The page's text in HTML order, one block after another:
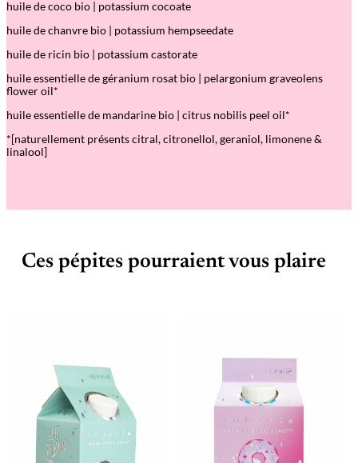
huile de coco bio | potassium cocoate
huile de chanvre bio | potassium hempseedate
huile de ricin bio | potassium castorate
huile essentielle de géranium rosat bio | pelargonium graveolens
flower oil*
huile essentielle de mandarine bio | citrus nobilis peel oil*
*[naturellement présents citral, citronellol, geraniol, limonene &
linalool]
Ces pépites pourraient vous plaire